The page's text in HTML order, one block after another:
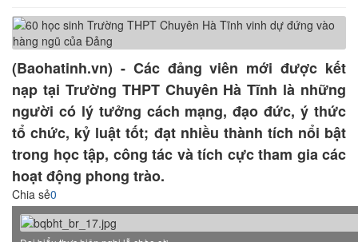
(Baohatinh.vn) - Các đảng viên mới được kết
nạp tại Trường THPT Chuyên Hà Tĩnh là những
người có lý tưởng cách mạng, đạo đức, ý thức
tổ chức, kỷ luật tốt; đạt nhiều thành tích nổi bật
trong học tập, công tác và tích cực tham gia các
hoạt động phong trào.
Chia sẻ0